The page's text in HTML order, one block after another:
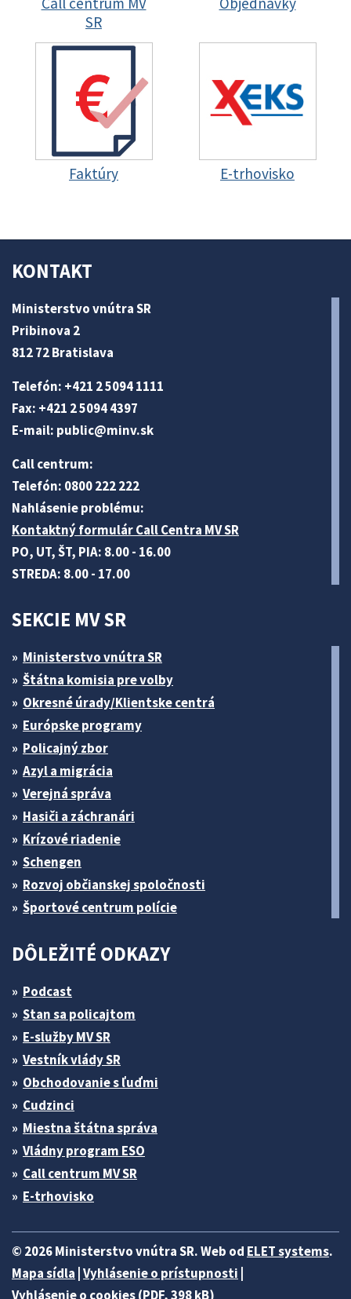
SR
Faktúry E-trhovisko
KONTAKT
Ministerstvo vnútra SR
Pribinova 2
812 72 Bratislava
Telefón: +421 2 5094 1111
Fax: +421 2 5094 4397
E-mail: public@minv.sk
Call centrum:
Telefón: 0800 222 222
Nahlásenie problému:
Kontaktný formulár Call Centra MV SR
PO, UT, ŠT, PIA: 8.00 - 16.00
STREDA: 8.00 - 17.00
SEKCIE MV SR
Ministerstvo vnútra SR
Štátna komisia pre volby
Okresné úrady/Klientske centrá
Európske programy
Policajný zbor
Azyl a migrácia
Verejná správa
Hasiči a záchranári
Krízové riadenie
Schengen
Rozvoj občianskej spoločnosti
Športové centrum polície
DÔLEŽITÉ ODKAZY
Podcast
Stan sa policajtom
E-služby MV SR
Vestník vlády SR
Obchodovanie s ľuďmi
Cudzinci
Miestna štátna správa
Vládny program ESO
Call centrum MV SR
E-trhovisko
© 2026 Ministerstvo vnútra SR. Web od ELET systems.
Mapa sídla Vyhlásenie o prístupnosti
Vyhlásenie o cookies (PDF, 398 kB)